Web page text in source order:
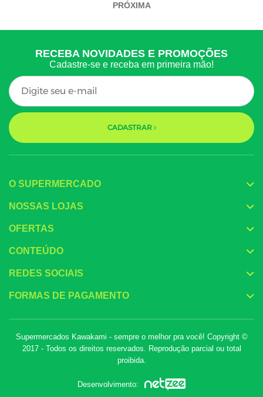
RECEBA NOVIDADES E PROMOÇÕES
Cadastre-se e receba em primeira mão!
CADASTRAR
O SUPERMERCADO
NOSSAS LOJAS
OFERTAS
CONTEÚDO
REDES SOCIAIS
FORMAS DE PAGAMENTO
Supermercados Kawakami - sempre o melhor pra você! Copyright ©
2017 - Todos os direitos reservados. Reprodução parcial ou total
proibida.
Desenvolvimento: